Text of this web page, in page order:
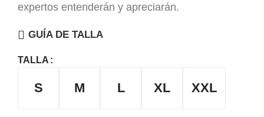
expertos entenderán y apreciarán.
GUÍA DE TALLA
TALLA
S M L XL XXL